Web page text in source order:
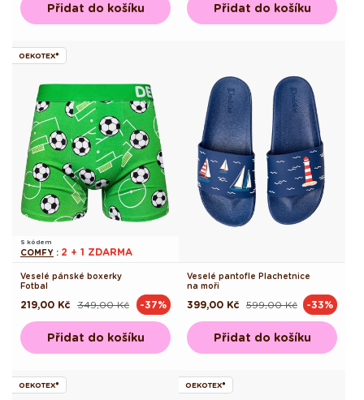
Přidat do košíku Přidat do košíku
OEKOTEX®
S kódem
COMFY : 2 + 1 ZDARMA
Veselé pánské boxerky
Fotbal
Běžná
349,00 Kč
Výprodejová
219,00 Kč -37%
Přidat do košíku
Veselé pantofle Plachetnice
na moři
Běžná
599,00 Kč
Výprodejová
399,00 Kč -33%
Přidat do košíku
OEKOTEX® OEKOTEX®